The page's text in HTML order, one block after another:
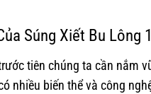
Súng Xiết Bu Lông
tiên chúng ta cần nắm
nhiều biến thể và công